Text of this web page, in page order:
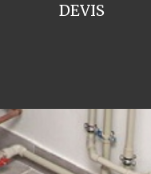
DEVIS